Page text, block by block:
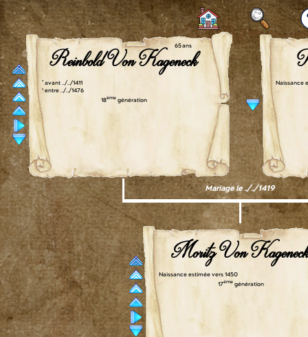
65 ans
Reinbold Von Kageneck
° avant ../../1411
† entre ../../1476
18èmegénération
Naissance
Mariage le ../../1419
Moritz Von
Naissance estimée vers 1450
17èmegénération